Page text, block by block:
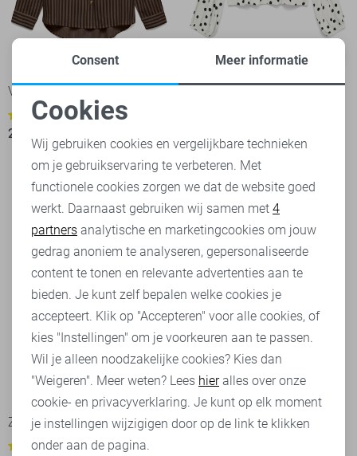
Vero Moda Blouse
1
23,95
-50%
Zoso Blouse
1
Noodzakelijke cookies
Personalisatie cookies
Analytische cookies
Marketing cookies
Consent Meer informatie
Cookies
Wij gebruiken cookies en vergelijkbare technieken
om je gebruikservaring te verbeteren. Met
functionele cookies zorgen we dat de website goed
werkt. Daarnaast gebruiken wij samen met 4
partners analytische en marketingcookies om jouw
gedrag anoniem te analyseren, gepersonaliseerde
content te tonen en relevante advertenties aan te
bieden. Je kunt zelf bepalen welke cookies je
accepteert. Klik op "Accepteren" voor alle cookies, of
kies "Instellingen" om je voorkeuren aan te passen.
Wil je alleen noodzakelijke cookies? Kies dan
"Weigeren". Meer weten? Lees hieralles over onze
cookie- en privacyverklaring. Je kunt op elk moment
je instellingen wijzigigen door op de link te klikken
onder aan de pagina.